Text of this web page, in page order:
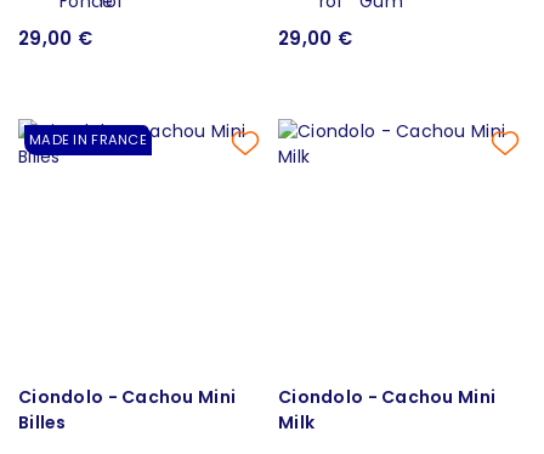
29,00 € 29,00 €
MADE IN FRANCE
Ciondolo - Cachou Mini
Billes
Ciondolo - Cachou Mini
Milk